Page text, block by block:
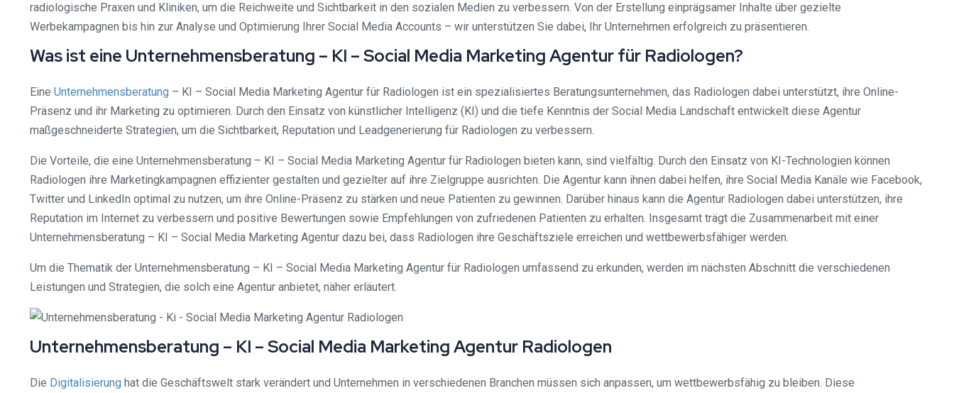
radiologische Praxen und Kliniken, um die Reichweite und Sichtbarkeit in den sozialen Medien zu verbessern. Von der Erstellung einprägsamer Inhalte über gezielte
Werbekampagnen bis hin zur Analyse und Optimierung Ihrer Social Media Accounts – wir unterstützen Sie dabei, Ihr Unternehmen erfolgreich zu präsentieren.
Was ist eine Unternehmensberatung – KI – Social Media Marketing Agentur für Radiologen?
Eine Unternehmensberatung – KI – Social Media Marketing Agentur für Radiologen ist ein spezialisiertes Beratungsunternehmen, das Radiologen dabei unterstützt, ihre Online-
Präsenz und ihr Marketing zu optimieren. Durch den Einsatz von künstlicher Intelligenz (KI) und die tiefe Kenntnis der Social Media Landschaft entwickelt diese Agentur
maßgeschneiderte Strategien, um die Sichtbarkeit, Reputation und Leadgenerierung für Radiologen zu verbessern.
Die Vorteile, die eine Unternehmensberatung – KI – Social Media Marketing Agentur für Radiologen bieten kann, sind vielfältig. Durch den Einsatz von KI-Technologien können
Radiologen ihre Marketingkampagnen effizienter gestalten und gezielter auf ihre Zielgruppe ausrichten. Die Agentur kann ihnen dabei helfen, ihre Social Media Kanäle wie Facebook,
Twitter und LinkedIn optimal zu nutzen, um ihre Online-Präsenz zu stärken und neue Patienten zu gewinnen. Darüber hinaus kann die Agentur Radiologen dabei unterstützen, ihre
Reputation im Internet zu verbessern und positive Bewertungen sowie Empfehlungen von zufriedenen Patienten zu erhalten. Insgesamt trägt die Zusammenarbeit mit einer
Unternehmensberatung – KI – Social Media Marketing Agentur dazu bei, dass Radiologen ihre Geschäftsziele erreichen und wettbewerbsfähiger werden.
Um die Thematik der Unternehmensberatung – KI – Social Media Marketing Agentur für Radiologen umfassend zu erkunden, werden im nächsten Abschnitt die verschiedenen
Leistungen und Strategien, die solch eine Agentur anbietet, näher erläutert.
Unternehmensberatung – KI – Social Media Marketing Agentur Radiologen
Die Digitalisierung hat die Geschäftswelt stark verändert und Unternehmen in verschiedenen Branchen müssen sich anpassen, um wettbewerbsfähig zu bleiben. Diese